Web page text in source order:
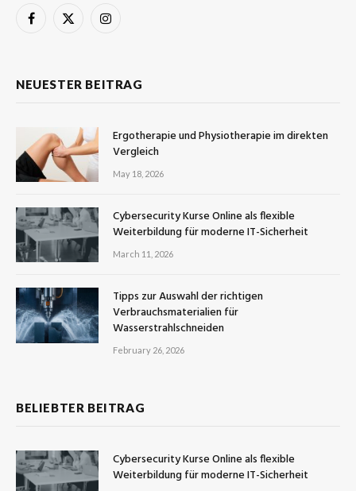
Facebook
X
Instagram
NEUESTER BEITRAG
Ergotherapie und Physiotherapie im direkten
Vergleich
May 18, 2026
Cybersecurity Kurse Online als flexible
Weiterbildung für moderne IT-Sicherheit
March 11, 2026
Tipps zur Auswahl der richtigen
Verbrauchsmaterialien für
Wasserstrahlschneiden
February 26, 2026
BELIEBTER BEITRAG
Cybersecurity Kurse Online als flexible
Weiterbildung für moderne IT-Sicherheit